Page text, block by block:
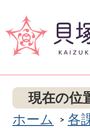
現在の位
ホーム
各